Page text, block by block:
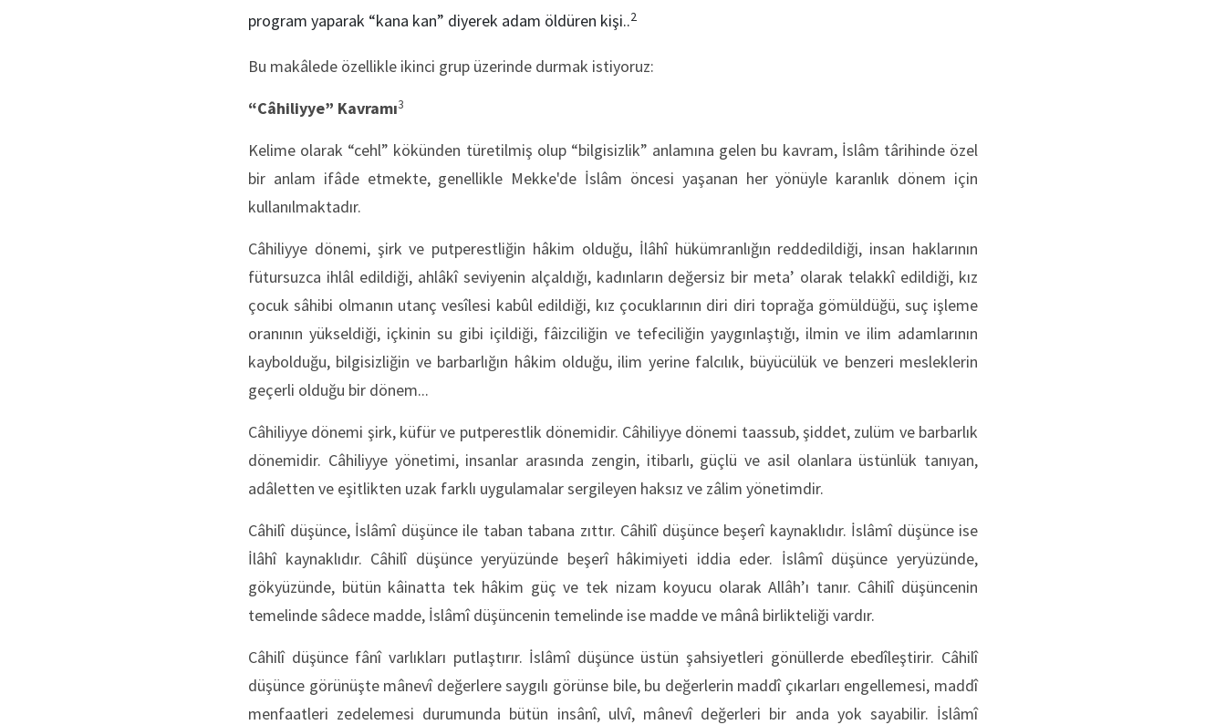
program yaparak “kana kan” diyerek adam öldüren kişi..2
Bu makâlede özellikle ikinci grup üzerinde durmak istiyoruz:
“Câhiliyye” Kavramı3
Kelime olarak “cehl” kökünden türetilmiş olup “bilgisizlik” anlamına gelen bu kavram, İslâm târihinde özel
bir anlam ifâde etmekte, genellikle Mekke'de İslâm öncesi yaşanan her yönüyle karanlık dönem için
kullanılmaktadır.
Câhiliyye dönemi, şirk ve putperestliğin hâkim olduğu, İlâhî hükümranlığın reddedildiği, insan haklarının
fütursuzca ihlâl edildiği, ahlâkî seviyenin alçaldığı, kadınların değersiz bir meta’ olarak telakkî edildiği, kız
çocuk sâhibi olmanın utanç vesîlesi kabûl edildiği, kız çocuklarının diri diri toprağa gömüldüğü, suç işleme
oranının yükseldiği, içkinin su gibi içildiği, fâizciliğin ve tefeciliğin yaygınlaştığı, ilmin ve ilim adamlarının
kaybolduğu, bilgisizliğin ve barbarlığın hâkim olduğu, ilim yerine falcılık, büyücülük ve benzeri mesleklerin
geçerli olduğu bir dönem...
Câhiliyye dönemi şirk, küfür ve putperestlik dönemidir. Câhiliyye dönemi taassub, şiddet, zulüm ve barbarlık
dönemidir. Câhiliyye yönetimi, insanlar arasında zengin, itibarlı, güçlü ve asil olanlara üstünlük tanıyan,
adâletten ve eşitlikten uzak farklı uygulamalar sergileyen haksız ve zâlim yönetimdir.
Câhilî düşünce, İslâmî düşünce ile taban tabana zıttır. Câhilî düşünce beşerî kaynaklıdır. İslâmî düşünce ise
İlâhî kaynaklıdır. Câhilî düşünce yeryüzünde beşerî hâkimiyeti iddia eder. İslâmî düşünce yeryüzünde,
gökyüzünde, bütün kâinatta tek hâkim güç ve tek nizam koyucu olarak Allâh’ı tanır. Câhilî düşüncenin
temelinde sâdece madde, İslâmî düşüncenin temelinde ise madde ve mânâ birlikteliği vardır.
Câhilî düşünce fânî varlıkları putlaştırır. İslâmî düşünce üstün şahsiyetleri gönüllerde ebedîleştirir. Câhilî
düşünce görünüşte mânevî değerlere saygılı görünse bile, bu değerlerin maddî çıkarları engellemesi, maddî
menfaatleri zedelemesi durumunda bütün insânî, ulvî, mânevî değerleri bir anda yok sayabilir. İslâmî